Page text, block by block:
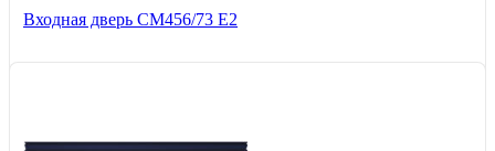
Входная дверь СМ456/73 Е2